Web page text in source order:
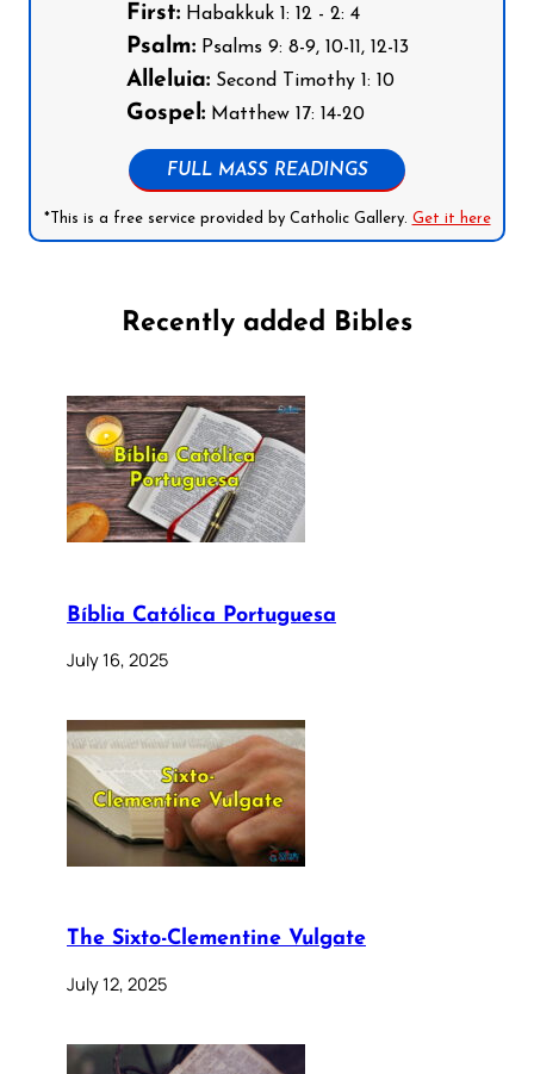
First:Habakkuk 1: 12 - 2: 4
Psalm:Psalms 9: 8-9, 10-11, 12-13
Alleluia:Second Timothy 1: 10
Gospel:Matthew 17: 14-20
FULL MASS READINGS
*This is a free service provided by Catholic Gallery. Get it here
Recently added Bibles
Bíblia Católica Portuguesa
July 16, 2025
The Sixto-Clementine Vulgate
July 12, 2025